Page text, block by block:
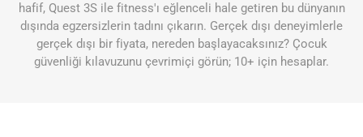
hafif, Quest 3S ile fitness'ı eğlenceli hale getiren bu dünyanın
dışında egzersizlerin tadını çıkarın. Gerçek dışı deneyimlerle
gerçek dışı bir fiyata, nereden başlayacaksınız? Çocuk
güvenliği kılavuzunu çevrimiçi görün; 10+ için hesaplar.